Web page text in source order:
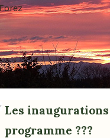
Les
programme ???